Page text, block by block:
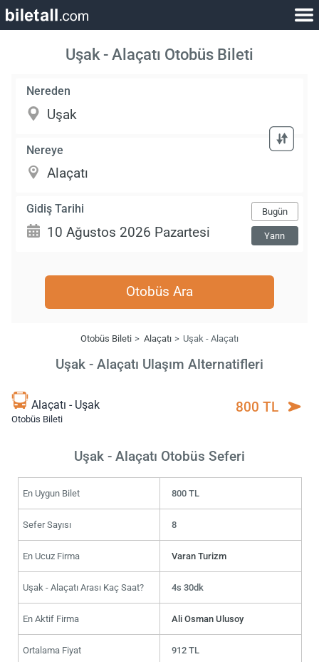
Uşak - Alaçatı Otobüs Bileti
Nereden
Nereye
Gidiş Tarihi Bugün
Yarın
Otobüs Ara
Otobüs Bileti Alaçatı Uşak - Alaçatı
Uşak - Alaçatı Ulaşım Alternatifleri
Alaçatı - Uşak
Otobüs Bileti
800 TL
Uşak - Alaçatı Otobüs Seferi
En Uygun Bilet 800 TL
Sefer Sayısı 8
En Ucuz Firma Varan Turizm
Uşak - Alaçatı Arası Kaç Saat? 4s 30dk
En Aktif Firma Ali Osman Ulusoy
Ortalama Fiyat 912 TL